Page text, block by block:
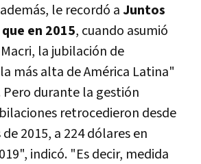
le recordó aJuntos
en 2015, cuando asumió
la jubilación de
más alta de América Latina"
Pero durante la gestión
retrocedieron desde
2015, a 224 dólares en
indicó. "Es decir, medida